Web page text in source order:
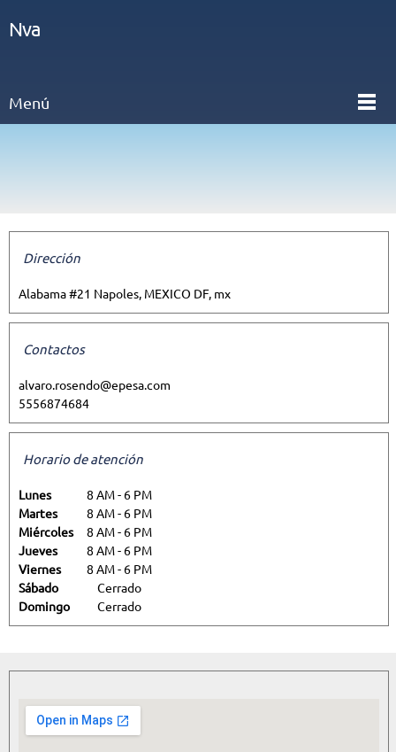
Nva
Menú
Dirección
Alabama #21 Napoles, MEXICO DF, mx
Contactos
alvaro.rosendo@epesa.com
5556874684
Horario de atención
Lunes 8 AM- 6 PM
Martes
8 AM- 6 PM
Miércoles
8 AM- 6 PM
Jueves
8 AM- 6 PM
Viernes
8 AM- 6 PM
Sábado
Cerrado
Domingo
Cerrado